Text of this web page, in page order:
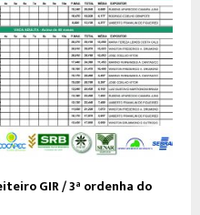
GIR / 3ª ordenha do